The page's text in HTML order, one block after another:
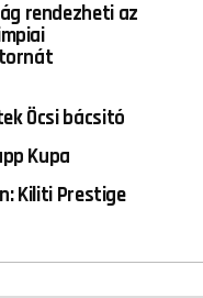
rendezheti az
Öcsi bácsitó
Kupa
Kiliti Prestige